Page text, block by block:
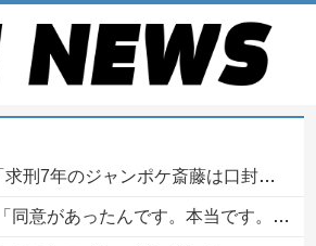
ケ斎藤は口封じに被害者殺した方が量刑軽かっただろ」←1万いいね
です。本当です。信じて下さい」 ←何でこの主張が通らないの？